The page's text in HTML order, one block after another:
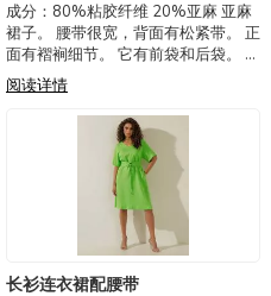
成分：80%粘胶纤维 20%亚麻 亚麻
裙子。 腰带很宽，背面有松紧带。 正
面有褶裥细节。 它有前袋和后袋。 长
度很长，前开衩 注意：此面料容易缩
水， 我们建议您在洗涤前不要进行任
何调整。 巴西制造 可选颜色：淡褐
色、粉色 3340801-亚
阅读详情
长衫连衣裙配腰带